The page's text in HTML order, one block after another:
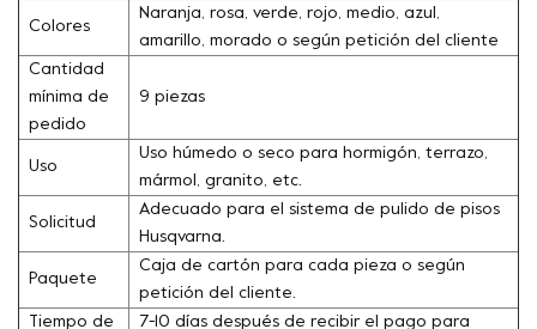
Colores
Naranja, rosa, verde, rojo, medio, azul,
amarillo, morado o según petición del cliente
Cantidad
mínima de
pedido
9 piezas
Uso
Uso húmedo o seco para hormigón, terrazo,
mármol, granito, etc.
Solicitud
Adecuado para el sistema de pulido de pisos
Husqvarna.
Paquete
Caja de cartón para cada pieza o según
petición del cliente.
Tiempo de
7-10 días después de recibir el pago para